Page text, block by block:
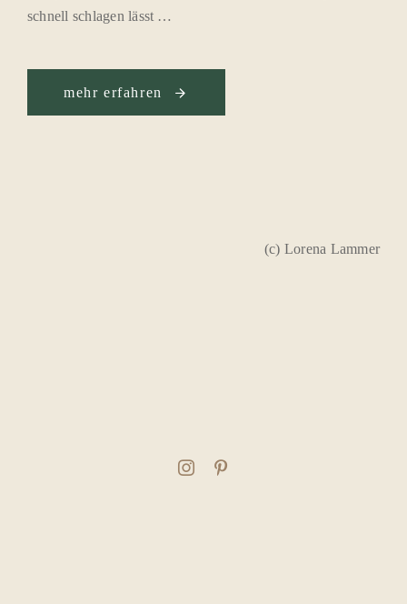
schnell schlagen lässt …
mehr erfahren
(c) Lorena Lammer